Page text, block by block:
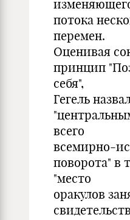
потока
перемен.
Оценивая
принцип
себя",
Гегель
всего
всемирно-
поворота" в
"место
оракулов